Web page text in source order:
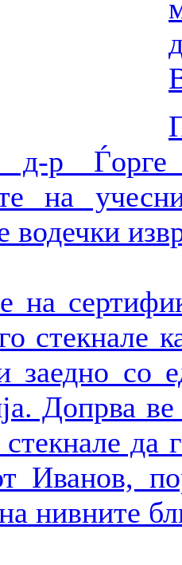
д-р
на
водечки
на
стекнале
заедно
Допрва
да
Иванов,
нивните